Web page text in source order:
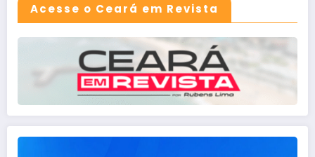
Acesse o Ceará em Revista